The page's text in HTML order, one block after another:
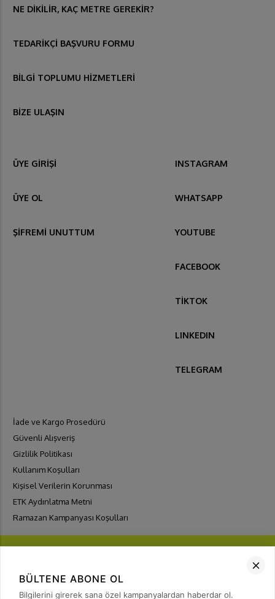
NE DİKİLİR, KAÇ METRE GEREKİR?
TEDARİKÇİ BAŞVURU FORMU
BİLGİ TOPLUMU HİZMETLERİ
BİZE ULAŞIN
ÜYE GİRİŞİ
ÜYE OL
ŞİFREMİ UNUTTUM
INSTAGRAM
WHATSAPP
YOUTUBE
FACEBOOK
TİKTOK
LINKEDIN
TELEGRAM
İade ve Kargo Prosedürü
Güvenli Alışveriş
Gizlilik Politikası
Kullanım Koşulları
Kişisel Verilerin Korunması
ETK Aydınlatma Metni
Ramazan Kampanyası Koşulları
BÜLTENE ABONE OL
Bilgilerini girerek sana özel kampanyalardan haberdar ol.